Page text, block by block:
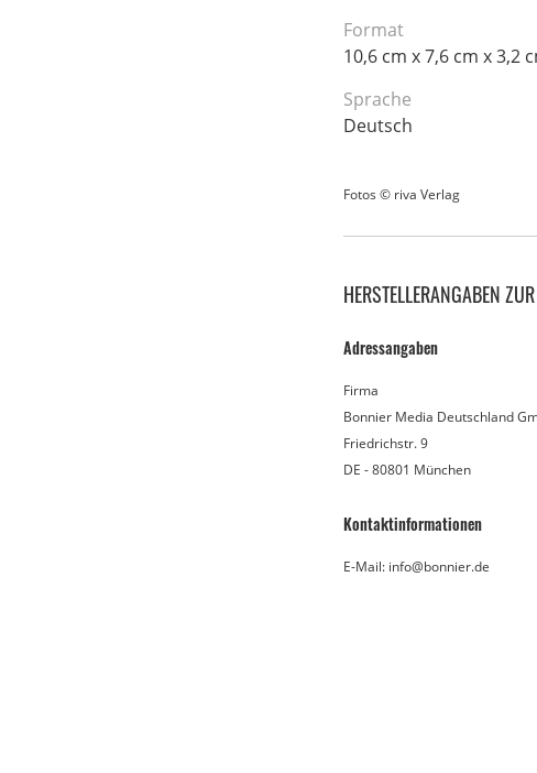
Format
10,6 cm x 7,6 cm x 3,2
Sprache
Deutsch
Fotos © riva Verlag
HERSTELLERANGABEN
Adressangaben
Firma
Bonnier Media Deutschland
Friedrichstr. 9
DE - 80801 München
Kontaktinformationen
E-Mail: info@bonnier.de